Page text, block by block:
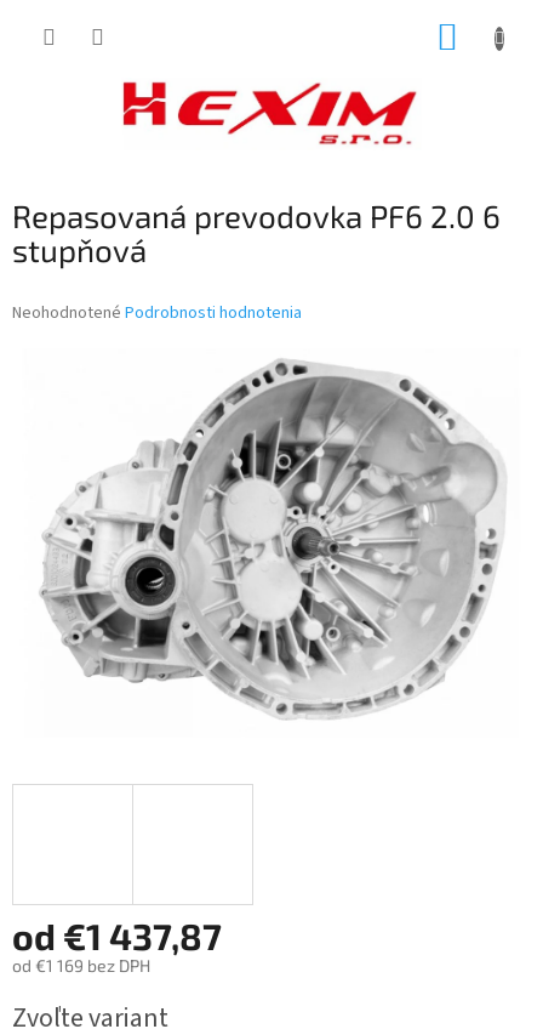
Repasovaná prevodovka PF6 2.0 6
stupňová
Priemerné
hviezdičiek.
Neohodnotené Podrobnosti hodnotenia
od €1 437,87
od €1 169 bez DPH
cena:
Zvoľte variant